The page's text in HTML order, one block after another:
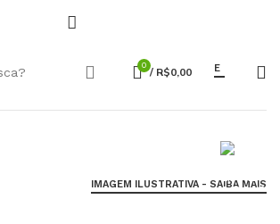
0 / R$0,00 E
IMAGEM ILUSTRATIVA - SAIBA MAIS